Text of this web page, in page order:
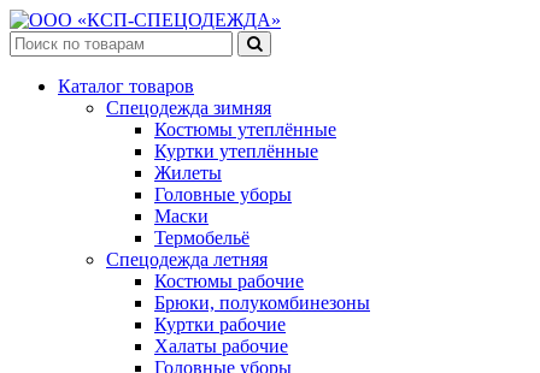
Каталог товаров
Спецодежда зимняя
Костюмы утеплённые
Куртки утеплённые
Жилеты
Головные уборы
Маски
Термобельё
Спецодежда летняя
Костюмы рабочие
Брюки, полукомбинезоны
Куртки рабочие
Халаты рабочие
Головные уборы